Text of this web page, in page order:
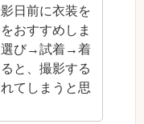
日前に衣装を
おすすめしま
選び→試着→着
と、撮影する
てしまうと思